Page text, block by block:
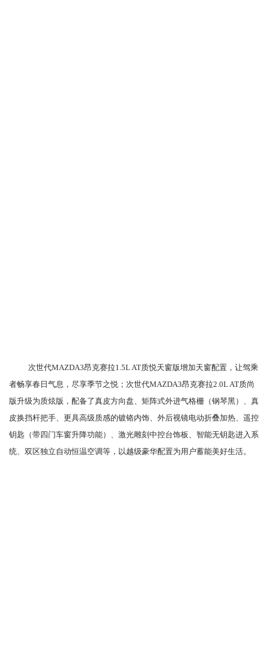
次世代MAZDA3昂克赛拉1.5L AT质悦天窗版增加天窗配置，让驾乘
者畅享春日气息，尽享季节之悦；次世代MAZDA3昂克赛拉2.0L AT质尚
版升级为质炫版，配备了真皮方向盘、矩阵式外进气格栅（钢琴黑）、真
皮换挡杆把手、更具高级质感的镀铬内饰、外后视镜电动折叠加热、遥控
钥匙（带四门车窗升降功能）、激光雕刻中控台饰板、智能无钥匙进入系
统、双区独立自动恒温空调等，以越级豪华配置为用户蓄能美好生活。